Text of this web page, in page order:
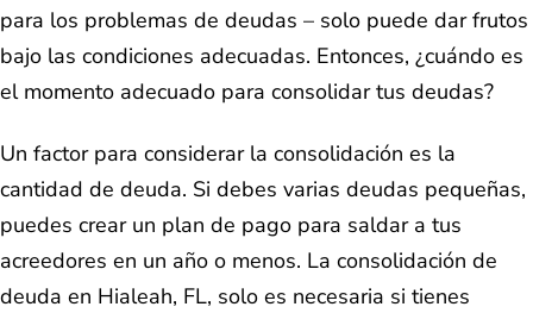
para los problemas de deudas – solo puede dar frutos
bajo las condiciones adecuadas. Entonces, ¿cuándo es
el momento adecuado para consolidar tus deudas?
Un factor para considerar la consolidación es la
cantidad de deuda. Si debes varias deudas pequeñas,
puedes crear un plan de pago para saldar a tus
acreedores en un año o menos. La consolidación de
deuda en Hialeah, FL, solo es necesaria si tienes